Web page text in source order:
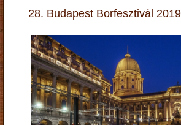
28. Budapest Borfesztivál 2019